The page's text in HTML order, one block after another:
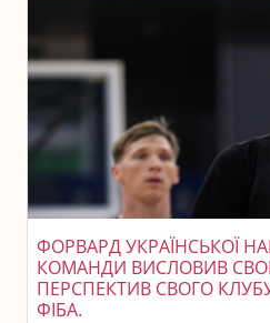
ФОРВАРД УКРАЇНСЬКОЇ
КОМАНДИ ВИСЛОВИВ
ПЕРСПЕКТИВ СВОГО
ФІБА.